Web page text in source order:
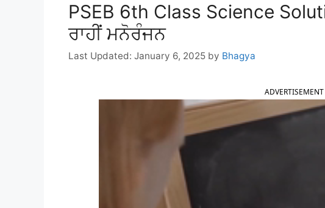
PSEB 6th Class Science
ਰਾਹੀਂ ਮਨੋਰੰਜਨ
January 6, 2025 by Bhagya
ADVERTISEMENT